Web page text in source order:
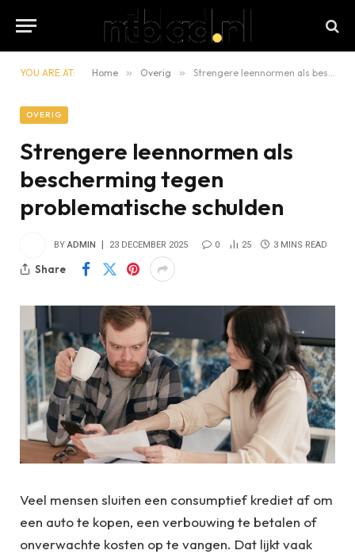
YOU ARE AT: Home » Overig » Strengere leennormen als bescherming tegen problematische schulden
OVERIG
Strengere leennormen als
bescherming tegen
problematische schulden
BY ADMIN 23 DECEMBER 2025 0 25 3 MINS READ
Share
Veel mensen sluiten een consumptief krediet af om
een auto te kopen, een verbouwing te betalen of
onverwachte kosten op te vangen. Dat lijkt vaak